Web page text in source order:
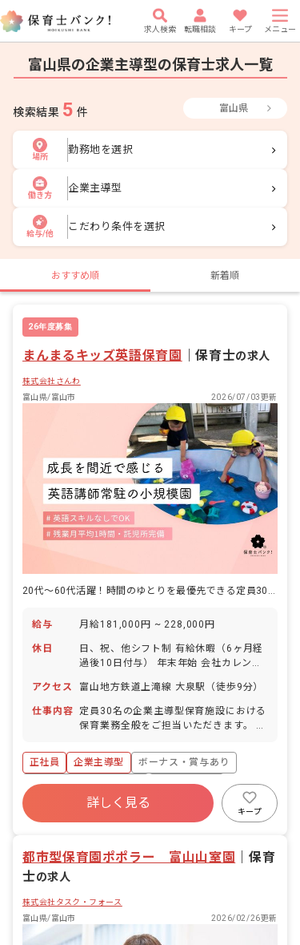
求人検索 転職相談 キープ メニュー
富山県の企業主導型の保育士求人一覧
検索結果 5 件 富山県
場所
勤務地を選択
働き方
企業主導型
給与/他
こだわり条件を選択
おすすめ順 新着順
26年度募集
まんまるキッズ英語保育園 ｜保育士の求人
株式会社さんわ
富山県/富山市
2026/07/03更新
給与 月給181,000円 ~ 228,000円
休日
日、祝、他シフト制 有給休暇（6ヶ月経
過後10日付与） 年末年始 会社カレンダ
アクセス
富山地方鉄道上滝線 大泉駅（徒歩9分）
仕事内容
定員30名の企業主導型保育施設における
保育業務全般をご担当いただきます。 主
・帳票作成（日誌、指導計画、行事計画
など） ・保育環境の整備（活動準備、清
掃など） ・保護者対応 当園は小規模保
育園のため、一人ひとりの園児とじっく
り向き合い、成長を間近で感じられる環
境です。 20代から60代まで幅広い年齢
育園ですが、英語講師が常駐しているた
いたします。
正社員 企業主導型
ボーナス・賞与あり
寮・住宅・家賃補助あり
社会保険完備
福利厚生充実
残業少なめ
詳しく見る
キープ
都市型保育園ポポラー 富山山室園
保育
士の求人
株式会社タスク・フォース
富山県/富山市
2026/02/26更新